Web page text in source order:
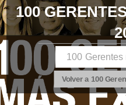
100
Volver a 100